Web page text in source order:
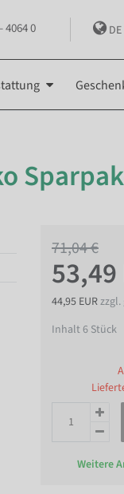
4064 0 DE
71,04 €
53,49
44,95 EURzzgl.
Inhalt6 Stück
Weitere